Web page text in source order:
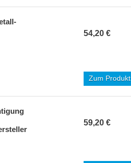
54,20 €
Zum Produkt
59,20 €